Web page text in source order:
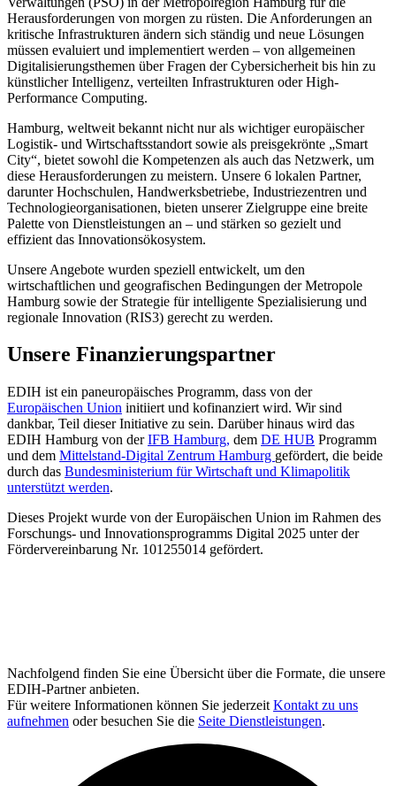
Herausforderungen von morgen zu rüsten. Die Anforderungen an
kritische Infrastrukturen ändern sich ständig und neue Lösungen
müssen evaluiert und implementiert werden – von allgemeinen
Digitalisierungsthemen über Fragen der Cybersicherheit bis hin zu
künstlicher Intelligenz, verteilten Infrastrukturen oder High-
Performance Computing.
Hamburg, weltweit bekannt nicht nur als wichtiger europäischer
Logistik- und Wirtschaftsstandort sowie als preisgekrönte „Smart
City“, bietet sowohl die Kompetenzen als auch das Netzwerk, um
diese Herausforderungen zu meistern. Unsere 6 lokalen Partner,
darunter Hochschulen, Handwerksbetriebe, Industriezentren und
Technologieorganisationen, bieten unserer Zielgruppe eine breite
Palette von Dienstleistungen an – und stärken so gezielt und
effizient das Innovationsökosystem.
Unsere Angebote wurden speziell entwickelt, um den
wirtschaftlichen und geografischen Bedingungen der Metropole
Hamburg sowie der Strategie für intelligente Spezialisierung und
regionale Innovation (RIS3) gerecht zu werden.
Unsere Finanzierungspartner
EDIH ist ein paneuropäisches Programm, dass von der
Europäischen Union initiiert und kofinanziert wird. Wir sind
dankbar, Teil dieser Initiative zu sein. Darüber hinaus wird das
EDIH Hamburg von derIFB Hamburg, dem DE HUB Programm
und dem Mittelstand-Digital Zentrum Hamburg gefördert, die beide
durch das Bundesministerium für Wirtschaft und Klimapolitik
unterstützt werden.
Dieses Projekt wurde von der Europäischen Union im Rahmen des
Forschungs- und Innovationsprogramms Digital 2025 unter der
Fördervereinbarung Nr. 101255014 gefördert.
Nachfolgend finden Sie eine Übersicht über die Formate, die unsere
EDIH-Partner anbieten.
Für weitere Informationen können Sie jederzeit Kontakt zu uns
aufnehmen oder besuchen Sie die Seite Dienstleistungen.